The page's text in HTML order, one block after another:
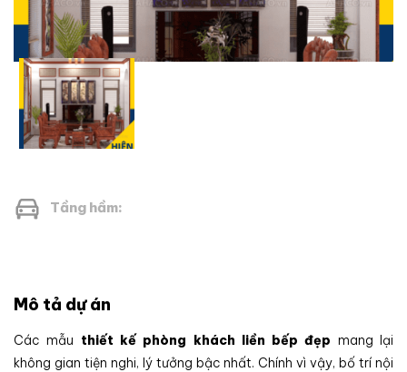
Tầng hầm:
Mô tả dự án
Các mẫu thiết kế phòng khách liền bếp đẹp mang lại
không gian tiện nghi, lý tưởng bậc nhất. Chính vì vậy, bố trí nội